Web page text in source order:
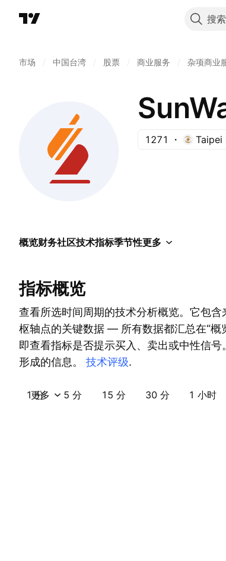
搜索
市场 中国台湾 股票 商业服务 杂项商业
1271 Taipei
概览财务社区技术指标季节性更多
指标概览
查看所选时间周期的技术分析概览。它包
枢轴点的关键数据 — 所有数据都汇总在“概
即查看指标是否提示买入、卖出或中性信
形成的信息。 技术评级.
1 分 5 分 15 分 30 分 1 小时
更多